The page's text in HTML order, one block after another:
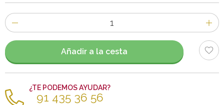
Número
de
artículos
Añadir a la cesta
¿TE PODEMOS AYUDAR?
91 435 36 56